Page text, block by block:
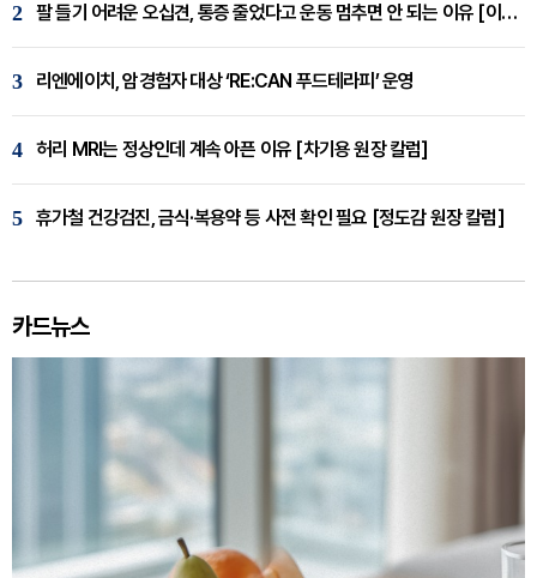
2 팔 들기 어려운 오십견, 통증 줄었다고 운동 멈추면 안 되는 이유 [이병욱 원장 칼럼]
3 리엔에이치, 암경험자 대상 ‘RE:CAN 푸드테라피’ 운영
4 허리 MRI는 정상인데 계속 아픈 이유 [차기용 원장 칼럼]
5 휴가철 건강검진, 금식·복용약 등 사전 확인 필요 [정도감 원장 칼럼]
카드뉴스